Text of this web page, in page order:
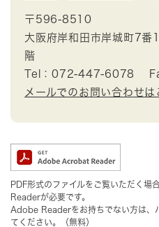
〒596-8510
大阪府岸和田市岸城町7
階
Tel：072-447-6078
メールでのお問い合わせは
PDF形式のファイルをご覧いただく
Readerが必要です。
Adobe Readerをお持ちでない方は、
てください。（無料）